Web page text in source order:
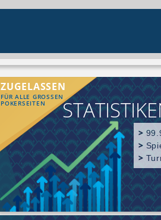
ZUGELASSEN
FÜR ALLE GROSSEN
POKERSEITEN